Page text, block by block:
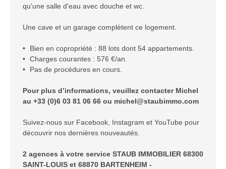
qu'une salle d'eau avec douche et wc.
Une cave et un garage complètent ce logement.
Bien en copropriété : 88 lots dont 54 appartements.
Charges courantes : 576 €/an.
Pas de procédures en cours.
Pour plus d’informations, veuillez contacter Michel
au +33 (0)6 03 81 06 66 ou michel@staubimmo.com
Suivez-nous sur Facebook, Instagram et YouTube pour
découvrir nos dernières nouveautés.
2 agences à votre service STAUB IMMOBILIER 68300
SAINT-LOUIS et 68870 BARTENHEIM -